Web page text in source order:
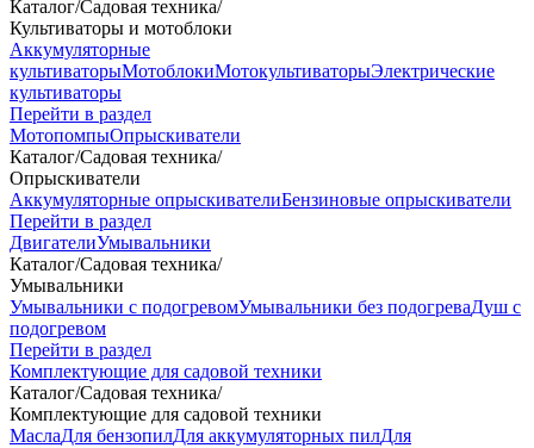
Каталог/Садовая техника/
Культиваторы и мотоблоки
Аккумуляторные
культиваторыМотоблокиМотокультиваторыЭлектрические
культиваторы
Перейти в раздел
МотопомпыОпрыскиватели
Каталог/Садовая техника/
Опрыскиватели
Аккумуляторные опрыскивателиБензиновые опрыскиватели
Перейти в раздел
ДвигателиУмывальники
Каталог/Садовая техника/
Умывальники
Умывальники с подогревомУмывальники без подогреваДуш с
подогревом
Перейти в раздел
Комплектующие для садовой техники
Каталог/Садовая техника/
Комплектующие для садовой техники
МаслаДля бензопилДля аккумуляторных пилДля